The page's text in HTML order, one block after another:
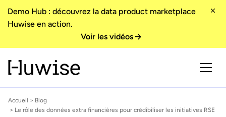
Demo Hub : découvrez la data product marketplace
Huwise en action.
Voir les vidéos
Accueil > Blog
> Le rôle des données extra financières pour crédibiliser les initiatives RSE